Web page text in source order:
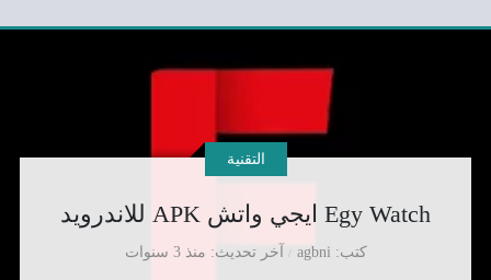
Egy Watch ايجي واتش APK للاندرويد
كتب agbni
التقنية
آخر تحديث منذ 3 سنوات